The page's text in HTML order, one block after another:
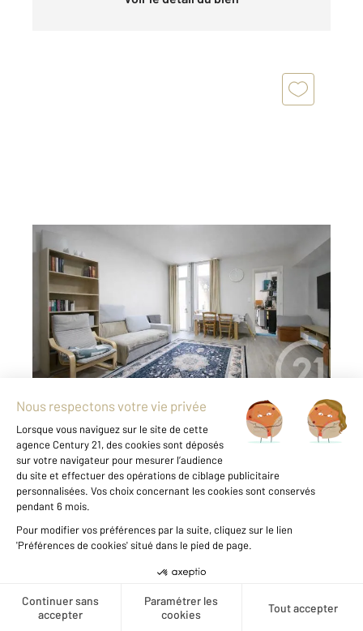
Créer une alerte
VICHY 03
55,64 m2 , 2 pièces
Ref : 1619
Appartement T2 à vendre
135 000 €
A la recherche d'un premier achat ou d'un
investissement locatif ? Prenez vite rendez-
vous avec votre Agence Century 21 GNT
Immobilier pour visiter cet appartement de
type 2 avec cour privative en coeur de ville.
Idéalement situé à proximité ...